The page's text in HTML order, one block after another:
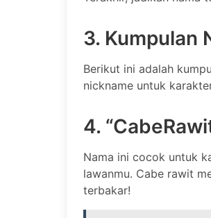
3. Kumpulan
Berikut ini adalah
nickname untuk
4.
Nama ini cocok untuk
lawanmu. Cabe rawit
terbakar!